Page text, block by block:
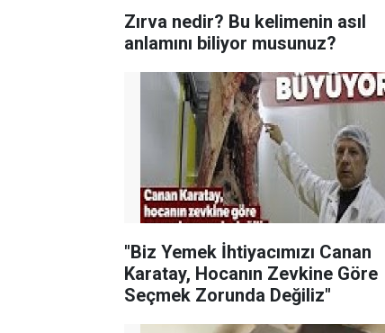
Zırva nedir? Bu kelimenin asıl
anlamını biliyor musunuz?
"Biz Yemek İhtiyacımızı Canan
Karatay, Hocanın Zevkine Göre
Seçmek Zorunda Değiliz"